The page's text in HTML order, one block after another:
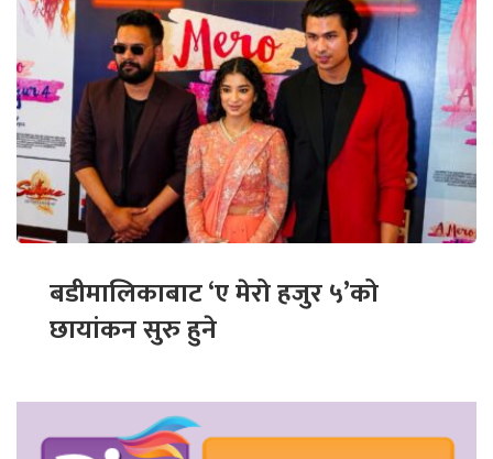
बडीमालिकाबाट ‘ए मेरो हजुर ५’को
छायांकन सुरु हुने